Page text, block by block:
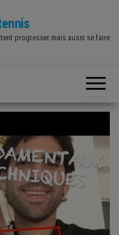
progresser mais aussi se faire